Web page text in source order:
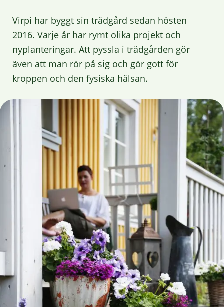
Virpi har byggt sin trädgård sedan hösten
2016. Varje år har rymt olika projekt och
nyplanteringar. Att pyssla i trädgården gör
även att man rör på sig och gör gott för
kroppen och den fysiska hälsan.